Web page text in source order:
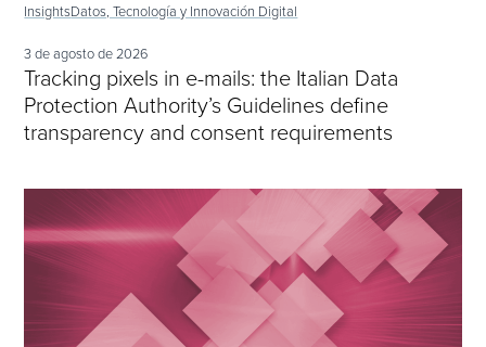
InsightsDatos, Tecnología y Innovación Digital
3 de agosto de 2026
Tracking pixels in e-mails: the Italian Data
Protection Authority’s Guidelines define
transparency and consent requirements